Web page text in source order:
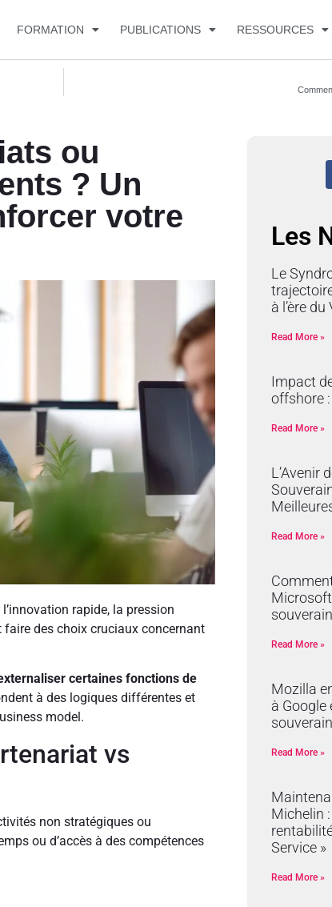
FORMATION PUBLICATIONS RESSOURCES
ou
? Un
votre
rapide, la pression
faire des choix cruciaux concernant
certaines fonctions de
à des logiques différentes et
model.
vs
non stratégiques ou
ou d’accès à des compétences
Les
Le
à l’ère
Read More »
Impact
offshore
Read More »
L’Avenir
Read More »
Read More »
Mozilla
à Google
Read More »
Michelin
Service »
Read More »